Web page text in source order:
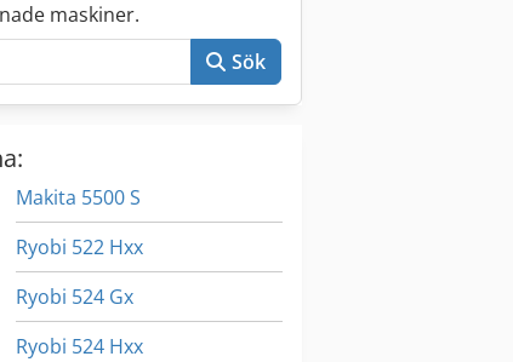
maskiner.
Sök
Makita 5500 S
Ryobi 522 Hxx
Ryobi 524 Gx
Ryobi 524 Hxx